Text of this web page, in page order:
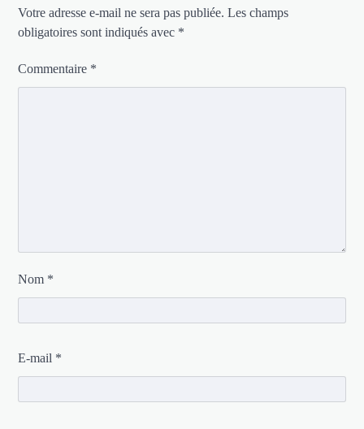
Votre adresse e-mail ne sera pas publiée. Les champs
obligatoires sont indiqués avec *
Commentaire *
Nom *
E-mail *